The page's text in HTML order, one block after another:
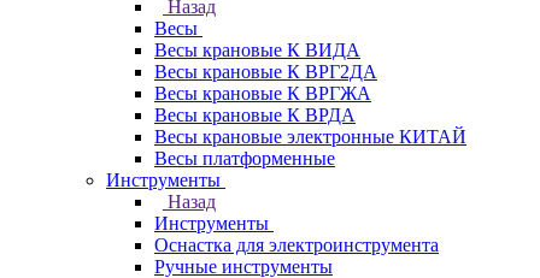
Назад
Весы
Весы крановые К ВИДА
Весы крановые К ВРГ2ДА
Весы крановые К ВРГЖА
Весы крановые К ВРДА
Весы крановые электронные КИТАЙ
Весы платформенные
Инструменты
Назад
Инструменты
Оснастка для электроинструмента
Ручные инструменты